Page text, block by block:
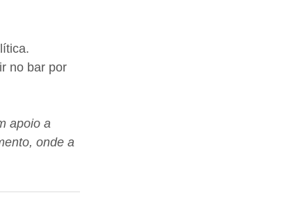
no bar por
apoio a
onde a